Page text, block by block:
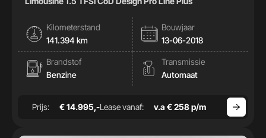
Kilometerstand
Bouwjaar
Kilometerstand
141.394 km
Bouwjaar
13-06-2018
Brandstof
Benzine
Transmissie
Automaat
Prijs: € 14.995,-Lease vanaf: v.a € 258 p/m